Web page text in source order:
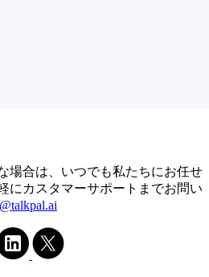
場合は、いつでも私たちにお任せ
にカスタマーサポートまでお問い